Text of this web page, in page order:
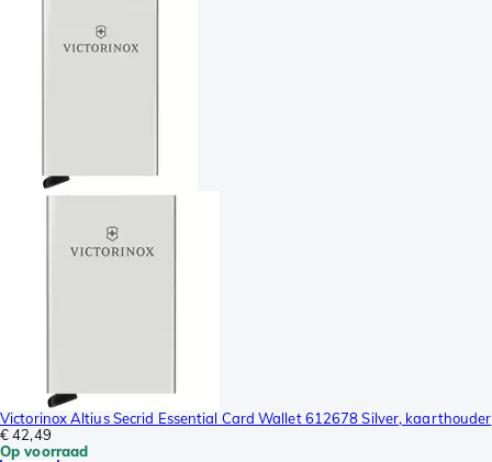
Victorinox Altius Secrid Essential Card Wallet 612678 Silver, kaarthouder
€ 42,49
Op voorraad